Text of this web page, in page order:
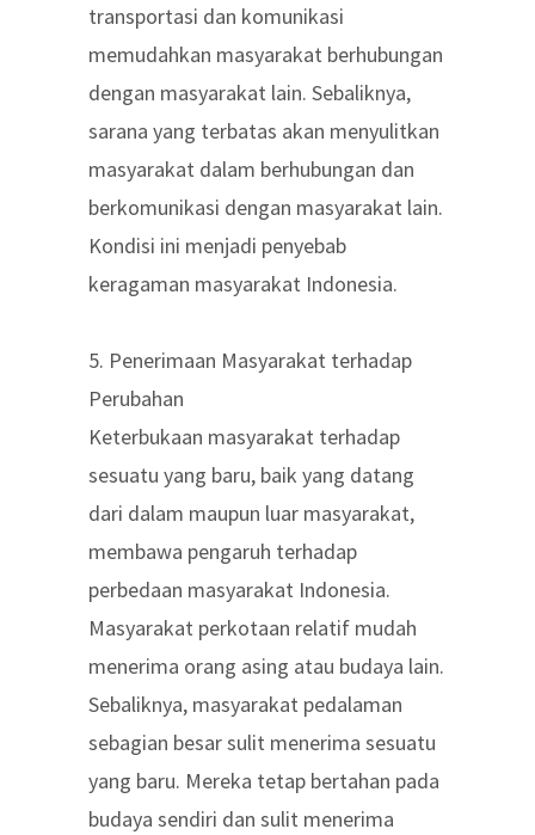
transportasi dan komunikasi
memudahkan masyarakat berhubungan
dengan masyarakat lain. Sebaliknya,
sarana yang terbatas akan menyulitkan
masyarakat dalam berhubungan dan
berkomunikasi dengan masyarakat lain.
Kondisi ini menjadi penyebab
keragaman masyarakat Indonesia.
5. Penerimaan Masyarakat terhadap
Perubahan
Keterbukaan masyarakat terhadap
sesuatu yang baru, baik yang datang
dari dalam maupun luar masyarakat,
membawa pengaruh terhadap
perbedaan masyarakat Indonesia.
Masyarakat perkotaan relatif mudah
menerima orang asing atau budaya lain.
Sebaliknya, masyarakat pedalaman
sebagian besar sulit menerima sesuatu
yang baru. Mereka tetap bertahan pada
budaya sendiri dan sulit menerima